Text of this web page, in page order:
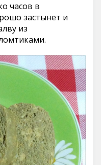
часов в
застынет и
из